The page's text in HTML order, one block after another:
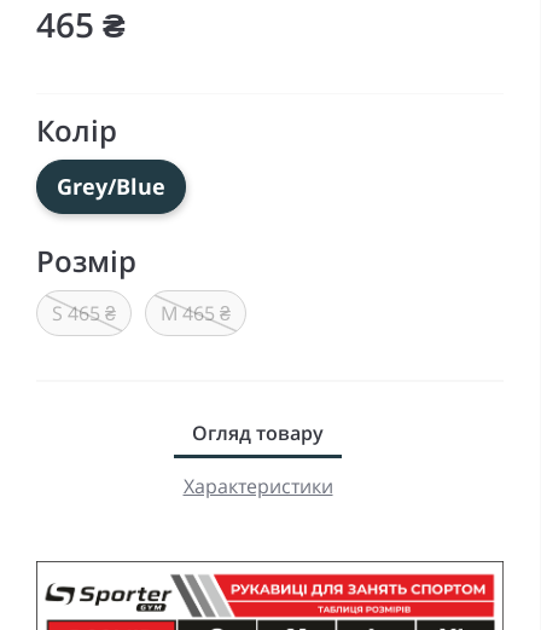
465 ₴
Колір
Grey/Blue
Розмір
S 465 ₴ M 465 ₴
Огляд товару
Характеристики